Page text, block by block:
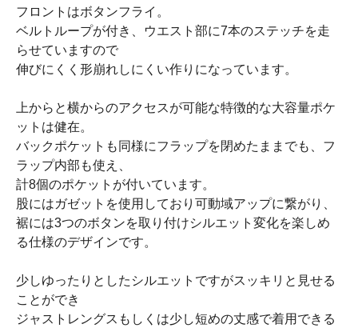
フロントはボタンフライ。
ベルトループが付き、ウエスト部に7本のステッチを走
らせていますので
伸びにくく形崩れしにくい作りになっています。
上からと横からのアクセスが可能な特徴的な大容量ポケ
ットは健在。
バックポケットも同様にフラップを閉めたままでも、フ
ラップ内部も使え、
計8個のポケットが付いています。
股にはガゼットを使用しており可動域アップに繋がり、
裾には3つのボタンを取り付けシルエット変化を楽しめ
る仕様のデザインです。
少しゆったりとしたシルエットですがスッキリと見せる
ことができ
ジャストレングスもしくは少し短めの丈感で着用できる